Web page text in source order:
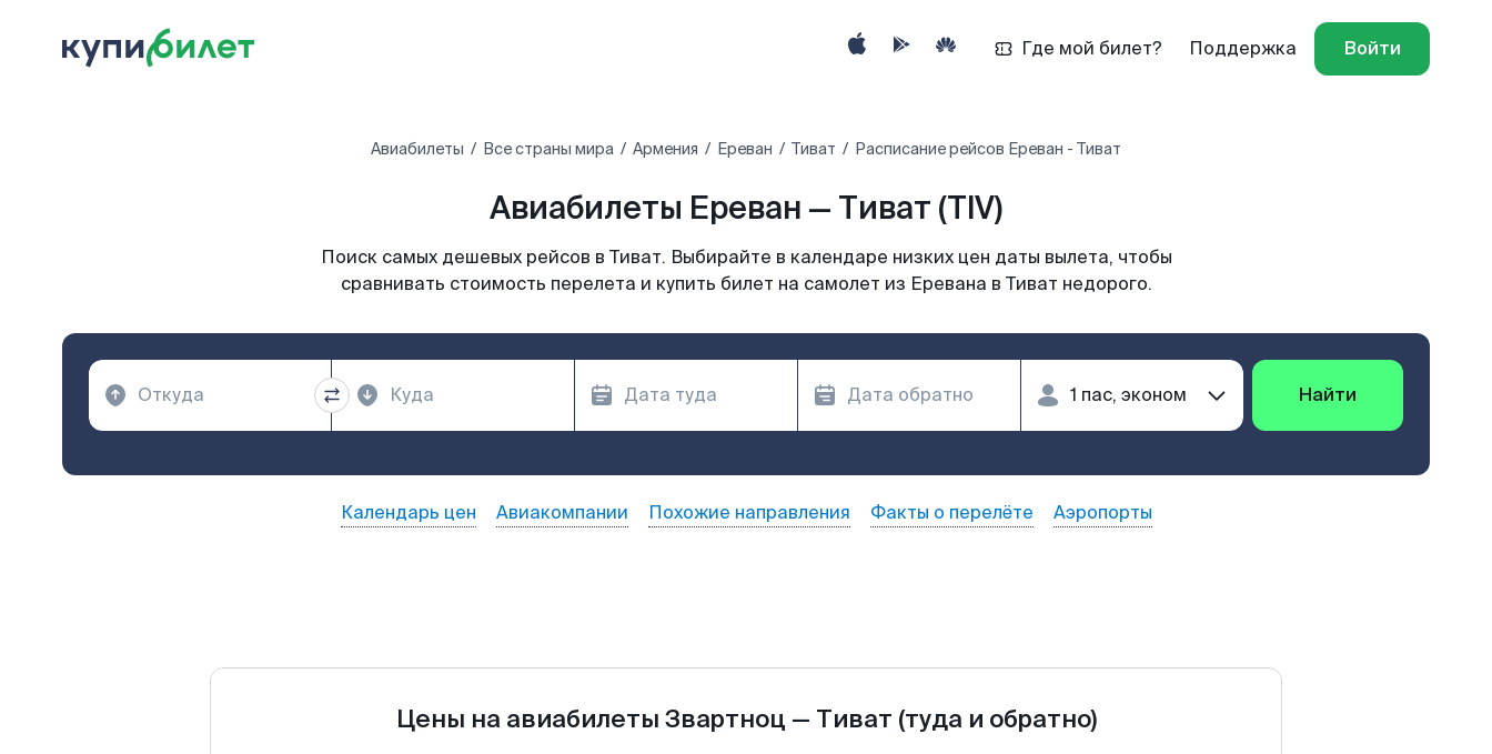
Где мой билет? Поддержка Войти
Авиабилеты Все страны мира Армения Ереван Тиват Расписание рейсов Ереван - Тиват
Авиабилеты Ереван — Тиват (TIV)
Поиск самых дешевых рейсов в Тиват. Выбирайте в календаре низких цен даты вылета, чтобы
сравнивать стоимость перелета и купить билет на самолет из Еревана в Тиват недорого.
Найти
Календарь цен Авиакомпании Похожие направления Факты о перелёте Аэропорты
Цены на авиабилеты Звартноц — Тиват (туда и обратно)